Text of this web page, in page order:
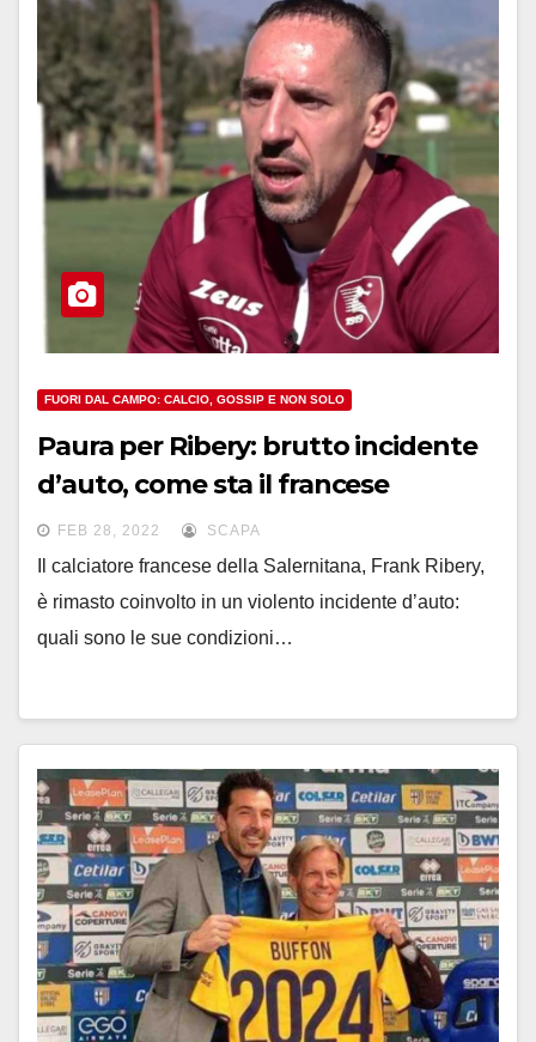
FUORI DAL CAMPO: CALCIO, GOSSIP E NON SOLO
Paura per Ribery: brutto incidente
d’auto, come sta il francese
FEB 28, 2022 SCAPA
Il calciatore francese della Salernitana, Frank Ribery,
è rimasto coinvolto in un violento incidente d’auto:
quali sono le sue condizioni…